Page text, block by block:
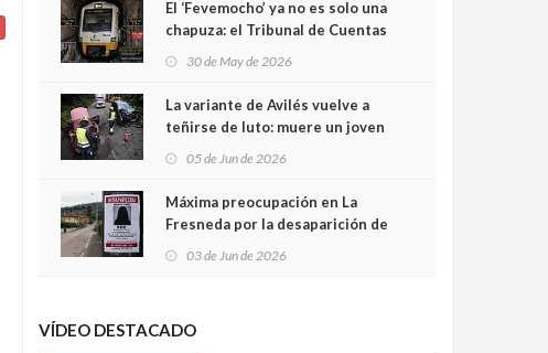
El ‘Fevemocho’ ya no es solo una
chapuza: el Tribunal de Cuentas
sobrecoste de los trenes que no
cabían por los túneles
30 de May de 2026
La variante de Avilés vuelve a
teñirse de luto: muere un joven
05 de Jun de 2026
Máxima preocupación en La
Fresneda por la desaparición de
03 de Jun de 2026
VÍDEO DESTACADO